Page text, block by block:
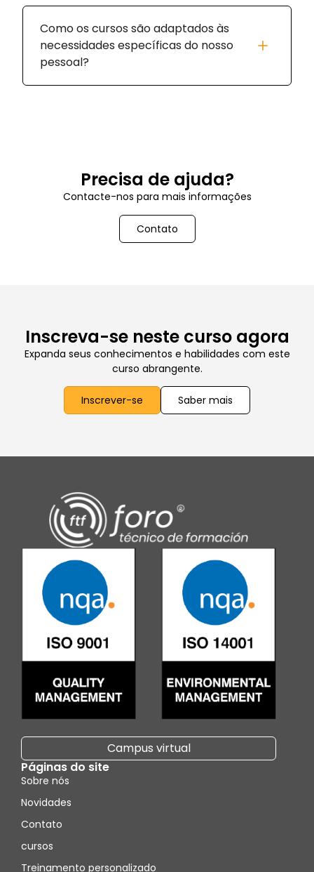
Como os cursos são adaptados às
necessidades específicas do nosso
pessoal?
Precisa de ajuda?
Contacte-nos para mais informações
Contato
Inscreva-se neste curso agora
Expanda seus conhecimentos e habilidades com este
curso abrangente.
Inscrever-se Saber mais
Campus virtual
Páginas do site
Sobre nós
Novidades
Contato
cursos
Treinamento personalizado